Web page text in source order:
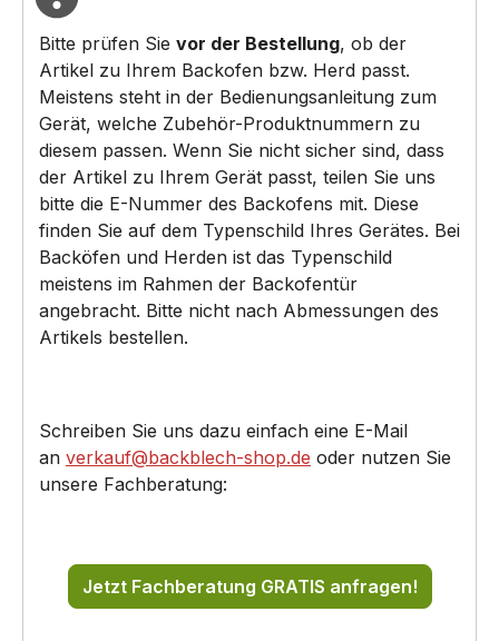
Bitte prüfen Sie vor der Bestellung, ob der
Artikel zu Ihrem Backofen bzw. Herd passt.
Meistens steht in der Bedienungsanleitung zum
Gerät, welche Zubehör-Produktnummern zu
diesem passen. Wenn Sie nicht sicher sind, dass
der Artikel zu Ihrem Gerät passt, teilen Sie uns
bitte die E-Nummer des Backofens mit. Diese
finden Sie auf dem Typenschild Ihres Gerätes. Bei
Backöfen und Herden ist das Typenschild
meistens im Rahmen der Backofentür
angebracht. Bitte nicht nach Abmessungen des
Artikels bestellen.
Schreiben Sie uns dazu einfach eine E-Mail
an verkauf@backblech-shop.de oder nutzen Sie
unsere Fachberatung:
Jetzt Fachberatung GRATIS anfragen!